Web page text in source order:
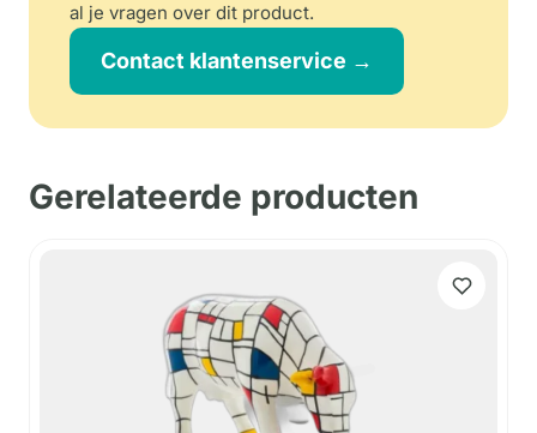
al je vragen over dit product.
Contact klantenservice →
Gerelateerde producten